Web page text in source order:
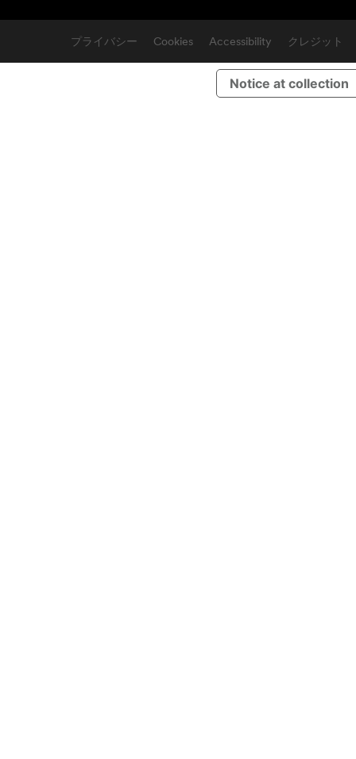
プライバシー Cookies Accessibility クレジット
Notice at collection